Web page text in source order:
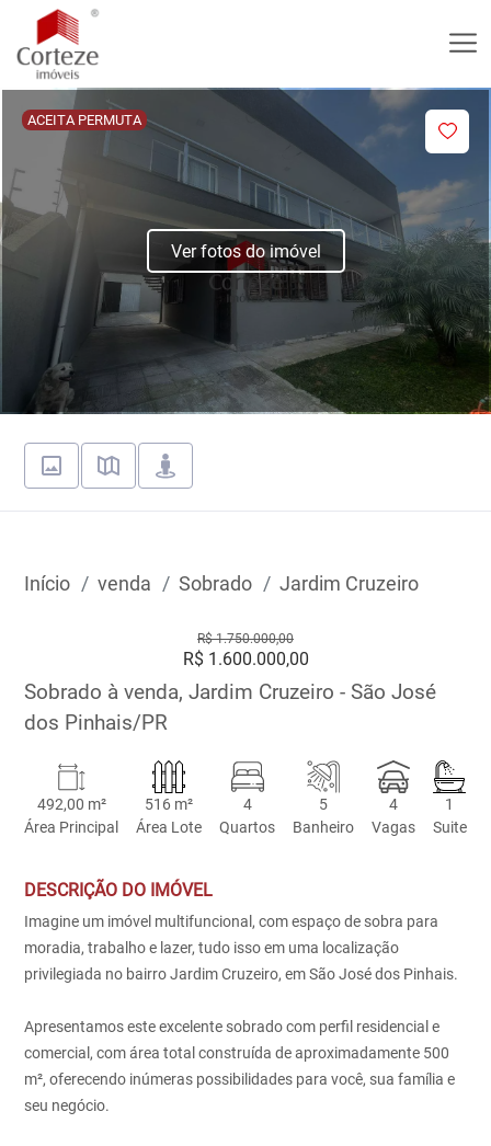
ACEITA PERMUTA
Ver fotos do imóvel
Início venda Sobrado Jardim Cruzeiro
R$ 1.750.000,00
R$ 1.600.000,00
Sobrado à venda, Jardim Cruzeiro - São José
dos Pinhais/PR
492,00 m²
Área Principal
516 m²
Área Lote
4
Quartos
5
Banheiro
4
Vagas
1
Suite
DESCRIÇÃO DO IMÓVEL
Imagine um imóvel multifuncional, com espaço de sobra para
moradia, trabalho e lazer, tudo isso em uma localização
privilegiada no bairro Jardim Cruzeiro, em São José dos Pinhais.
Apresentamos este excelente sobrado com perfil residencial e
comercial, com área total construída de aproximadamente 500
m², oferecendo inúmeras possibilidades para você, sua família e
seu negócio.